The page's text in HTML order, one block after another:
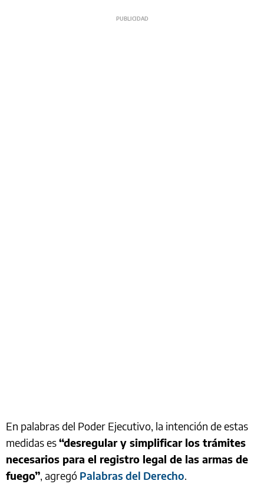
En palabras del Poder Ejecutivo, la intención de estas
medidas es“desregular y simplificar los trámites
necesarios para el registro legal de las armas de
fuego”, agregó Palabras del Derecho.